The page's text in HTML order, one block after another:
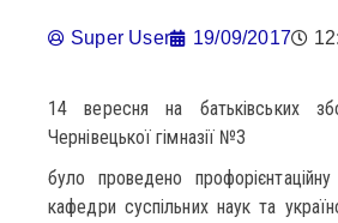
Super User 19/09/2017
14 вересня на батьківських
Чернівецької гімназії №3
було проведено
кафедри суспільних наук та